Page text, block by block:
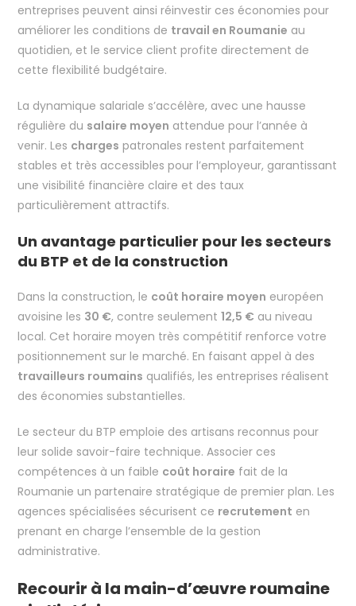
entreprises peuvent ainsi réinvestir ces économies pour
améliorer les conditions de travail en Roumanie au
quotidien, et le service client profite directement de
cette flexibilité budgétaire.
La dynamique salariale s’accélère, avec une hausse
régulière du salaire moyen attendue pour l’année à
venir. Les charges patronales restent parfaitement
stables et très accessibles pour l’employeur, garantissant
une visibilité financière claire et des taux
particulièrement attractifs.
Un avantage particulier pour les secteurs
du BTP et de la construction
Dans la construction, le coût horaire moyen européen
avoisine les 30 €, contre seulement12,5 € au niveau
local. Cet horaire moyen très compétitif renforce votre
positionnement sur le marché. En faisant appel à des
travailleurs roumains qualifiés, les entreprises réalisent
des économies substantielles.
Le secteur du BTP emploie des artisans reconnus pour
leur solide savoir-faire technique. Associer ces
compétences à un faible coût horaire fait de la
Roumanie un partenaire stratégique de premier plan. Les
agences spécialisées sécurisent ce recrutement en
prenant en charge l’ensemble de la gestion
administrative.
Recourir à la main-d’œuvre roumaine